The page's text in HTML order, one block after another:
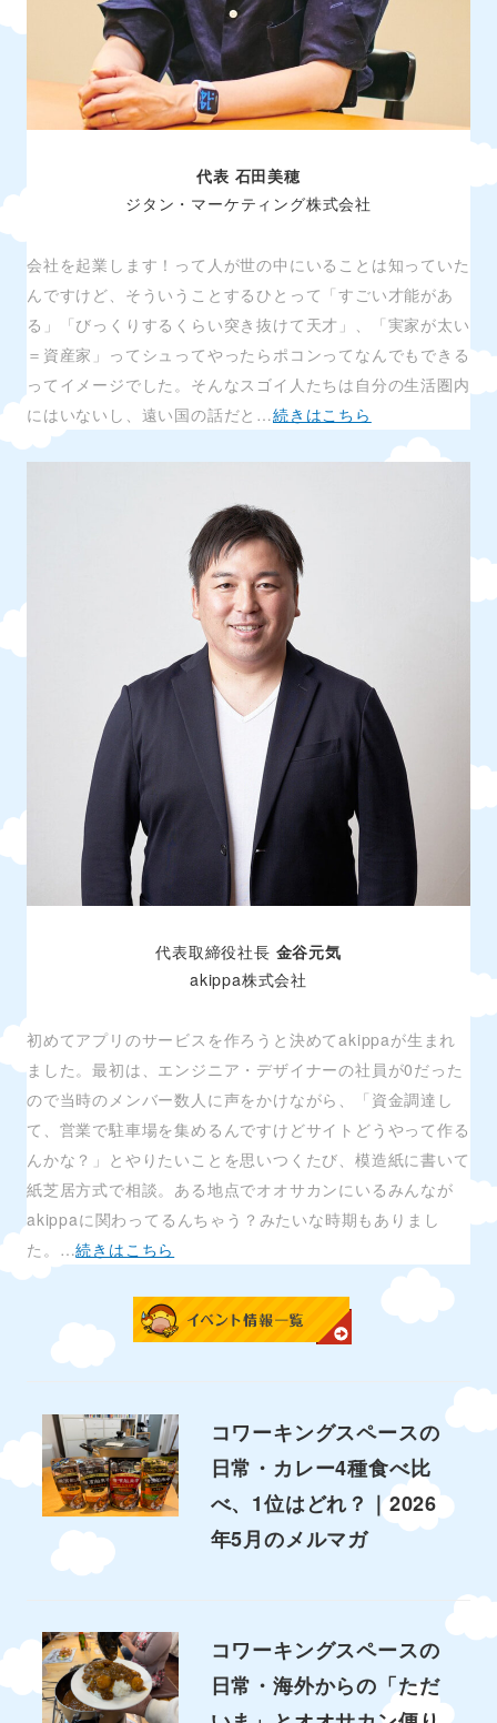
代表 石田美穂
ジタン・マーケティング株式会社
会社を起業します！って人が世の中にいることは知っていた
んですけど、そういうことするひとって「すごい才能があ
る」「びっくりするくらい突き抜けて天才」、「実家が太い
＝資産家」ってシュってやったらポコンってなんでもできる
ってイメージでした。そんなスゴイ人たちは自分の生活圏内
にはいないし、遠い国の話だと…続きはこちら
代表取締役社長 金谷元気
akippa株式会社
初めてアプリのサービスを作ろうと決めてakippaが生まれ
ました。最初は、エンジニア・デザイナーの社員が0だった
ので当時のメンバー数人に声をかけながら、「資金調達し
て、営業で駐車場を集めるんですけどサイトどうやって作る
んかな？」とやりたいことを思いつくたび、模造紙に書いて
紙芝居方式で相談。ある地点でオオサカンにいるみんなが
akippaに関わってるんちゃう？みたいな時期もありまし
た。…続きはこちら
コワーキングスペースの
日常・カレー4種食べ比
べ、1位はどれ？｜2026
年5月のメルマガ
コワーキングスペースの
日常・海外からの「ただ